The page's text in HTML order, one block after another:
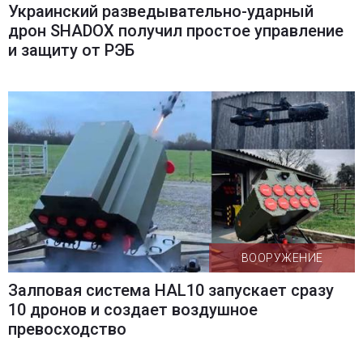
Украинский разведывательно-ударный
дрон SHADOX получил простое управление
и защиту от РЭБ
ВООРУЖЕНИЕ
Залповая система HAL10 запускает сразу
10 дронов и создает воздушное
превосходство